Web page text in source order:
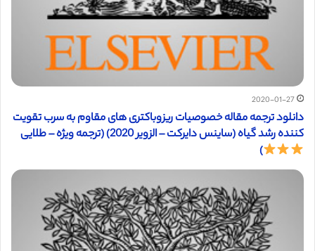
2020-01-27
دانلود ترجمه مقاله خصوصیات ریزوباکتری های مقاوم به سرب تقویت
کننده رشد گیاه (ساینس دایرکت – الزویر 2020) (ترجمه ویژه – طلایی
)